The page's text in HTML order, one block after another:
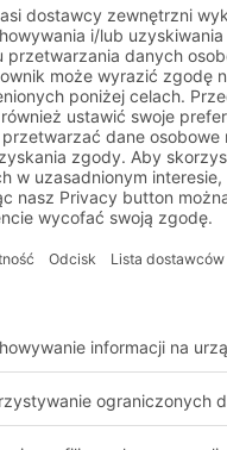
się np. dla
MB można
Zawartość
żelowymi z
(stałe – ciekłe).
różne wymagania
z zamkniętymi
na pojemniki z bokami
do użytku w
i chłodniach.
z